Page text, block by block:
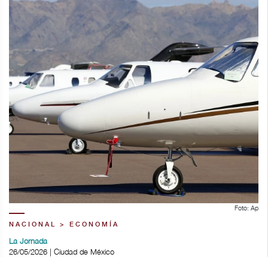
Foto: Ap
NACIONAL > ECONOMÍA
La Jornada
26/05/2026 | Ciudad de México